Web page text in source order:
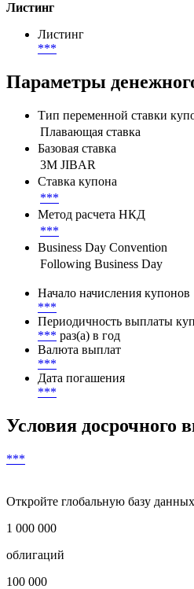
Листинг
Листинг
***
Параметры
Тип переменной ставки
Плавающая ставка
Базовая ставка
3M JIBAR
Ставка купона
***
Метод расчета НКД
***
Business Day Convention
Following Business Day
Начало начисления купонов
***
Периодичность выплаты
*** раз(а) в год
Валюта выплат
***
Дата погашения
***
Условия досрочного
***
Откройте глобальную базу данных
1 000 000
облигаций
100 000